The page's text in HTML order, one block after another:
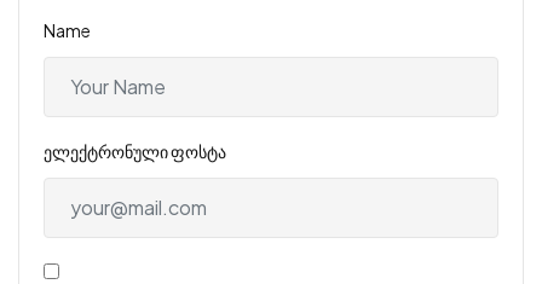
Name
ელექტრონული ფოსტა